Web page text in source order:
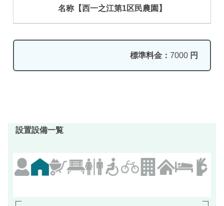
名称【西一之江第1区民農園】
標準料金： 7000 円
設置設備一覧